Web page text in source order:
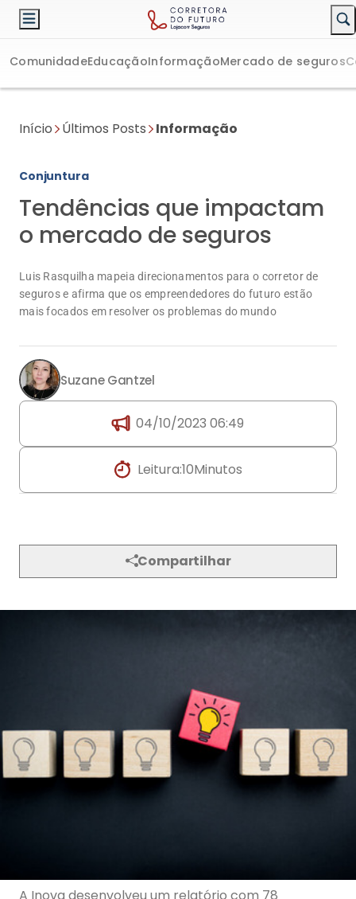
ComunidadeEducaçãoInformaçãoMercado de seguros
Início Últimos Posts Informação
Conjuntura
Tendências que impactam
o mercado de seguros
Luis Rasquilha mapeia direcionamentos para o corretor de
seguros e afirma que os empreendedores do futuro estão
mais focados em resolver os problemas do mundo
Suzane Gantzel
04/10/2023 06:49
Leitura:10Minutos
Compartilhar
A Inova desenvolveu um relatório com 78